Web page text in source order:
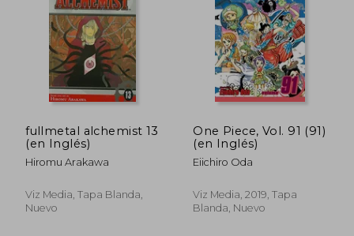
fullmetal alchemist 13
(en Inglés)
Hiromu Arakawa
Viz Media, Tapa Blanda,
Nuevo
One Piece, Vol. 91 (91)
(en Inglés)
Eiichiro Oda
Viz Media, 2019, Tapa
Blanda, Nuevo